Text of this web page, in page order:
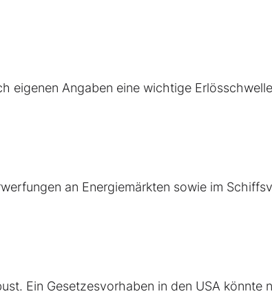
eigenen Angaben eine wichtige
an Energiemärkten sowie im
Ein Gesetzesvorhaben in den USA könnte